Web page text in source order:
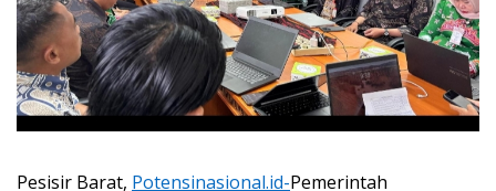
Pesisir Barat, Potensinasional.id-Pemerintah